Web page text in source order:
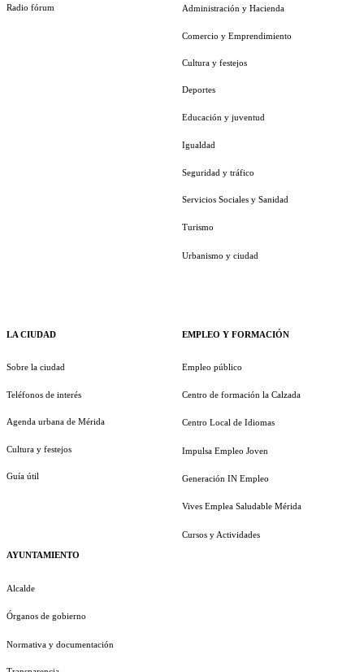
Radio fórum
LA CIUDAD
Sobre la ciudad
Teléfonos de interés
Agenda urbana de Mérida
Cultura y festejos
Guía útil
AYUNTAMIENTO
Alcalde
Órganos de gobierno
Normativa y documentación
Administración y Hacienda
Comercio y Emprendimiento
Cultura y festejos
Deportes
Educación y juventud
Igualdad
Seguridad y tráfico
Servicios Sociales y Sanidad
Turismo
Urbanismo y ciudad
EMPLEO Y FORMACIÓN
Empleo público
Centro de formación la Calzada
Centro Local de Idiomas
Impulsa Empleo Joven
Generación IN Empleo
Vives Emplea Saludable Mérida
Cursos y Actividades